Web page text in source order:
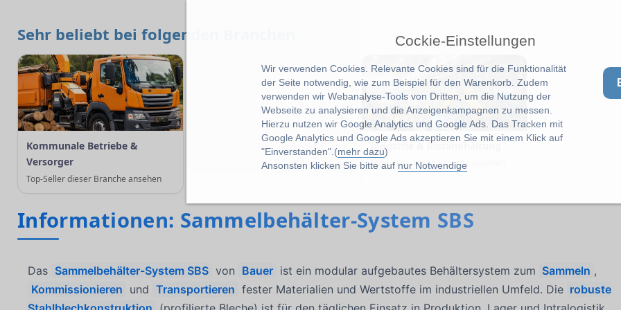
Cockie-Einstellungen
Wir verwenden Cookies. Relevante Cookies sind für die Funktionalität
der Seite notwendig, wie zum Beispiel für den Warenkorb. Zudem
verwenden wir Webanalyse-Tools von Dritten, um die Nutzung der
Webseite zu analysieren und die Anzeigenkampagnen zu messen.
Hierzu nutzen wir Google Analytics und Google Ads. Das Tracken mit
Google Analytics und Google Ads akzeptieren Sie mit einem Klick auf
"Einverstanden".(mehr dazu)
Ansonsten klicken Sie bitte auf nur Notwendige
Sehr beliebt bei folgenden Branchen
Kommunale Betriebe &
Versorger
Top-Seller dieser Branche ansehen
Industrie & Instandhaltung
Top-Seller dieser Branche ansehen
Informationen: Sammelbehälter-System SBS
Das Sammelbehälter-System SBS von Bauer ist ein modular aufgebautes Behältersystem zum Sammeln ,
Kommissionieren und Transportieren fester Materialien und Wertstoffe im industriellen Umfeld. Die robuste